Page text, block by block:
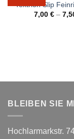
Textrion Slip
7,00 €–
BLEIBEN SIE
Hochlarmarkstr.